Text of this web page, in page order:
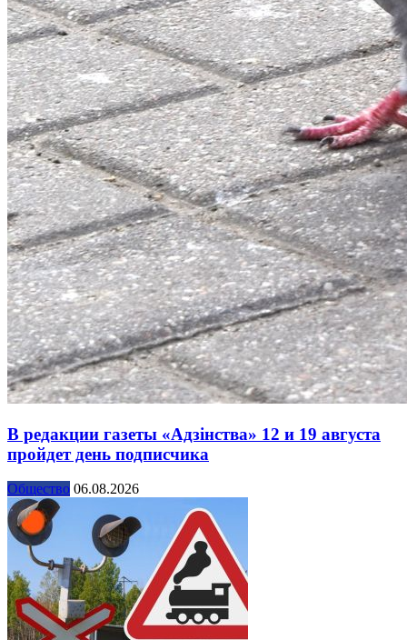
В редакции газеты «Адзінства» 12 и 19 августа
пройдет день подписчика
Общество 06.08.2026